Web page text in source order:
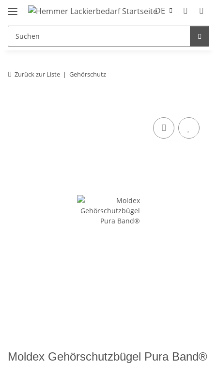
DE
Zurück zur Liste Gehörschutz
Moldex Gehörschutzbügel Pura Band®